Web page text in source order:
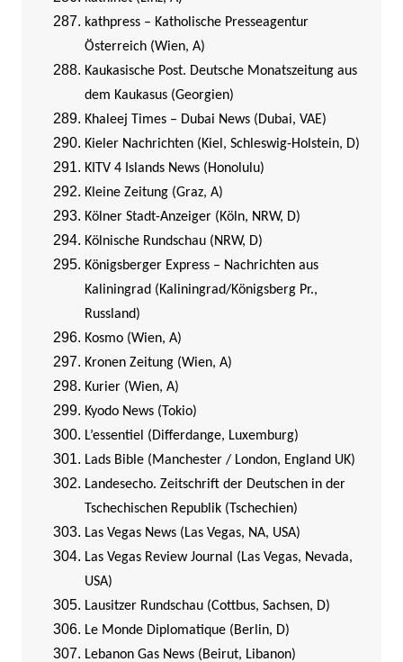
kathpress – Katholische Presseagentur
Österreich (Wien, A)
Kaukasische Post. Deutsche Monatszeitung aus
dem Kaukasus (Georgien)
Khaleej Times – Dubai News (Dubai, VAE)
Kieler Nachrichten (Kiel, Schleswig-Holstein, D)
KITV 4 Islands News (Honolulu)
Kleine Zeitung (Graz, A)
Kölner Stadt-Anzeiger (Köln, NRW, D)
Kölnische Rundschau (NRW, D)
Königsberger Express – Nachrichten aus
Kaliningrad (Kaliningrad/Königsberg Pr.,
Russland)
Kosmo (Wien, A)
Kronen Zeitung (Wien, A)
Kurier (Wien, A)
Kyodo News (Tokio)
L’essentiel (Differdange, Luxemburg)
Lads Bible (Manchester / London, England UK)
Landesecho. Zeitschrift der Deutschen in der
Tschechischen Republik (Tschechien)
Las Vegas News (Las Vegas, NA, USA)
Las Vegas Review Journal (Las Vegas, Nevada,
USA)
Lausitzer Rundschau (Cottbus, Sachsen, D)
Le Monde Diplomatique (Berlin, D)
Lebanon Gas News (Beirut, Libanon)